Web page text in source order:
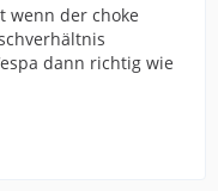
wenn der choke
dann richtig wie